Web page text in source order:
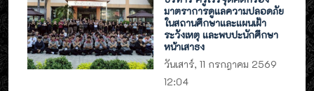
มาตราการดูแลความปลอดภัย
ในสถานศึกษาและแผนเฝ้า
ระวังเหตุ และพบปะนักศึกษา
หน้าเสาธง
วันเสาร์, 11 กรกฎาคม 2569
12:04